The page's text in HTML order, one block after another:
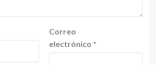
Correo
electrónico *